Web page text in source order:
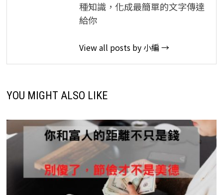
種知識，化成最簡單的文字傳達
給你
View all posts by 小編 →
YOU MIGHT ALSO LIKE